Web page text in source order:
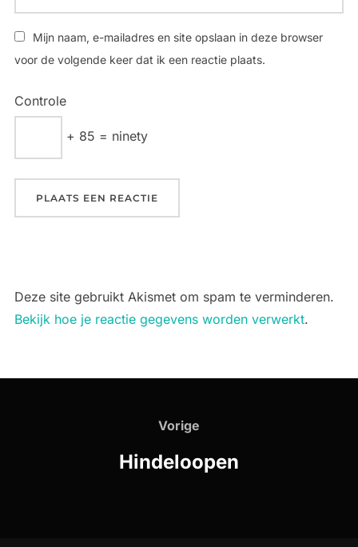
Mijn naam, e-mailadres en site opslaan in deze browser
voor de volgende keer dat ik een reactie plaats.
Controle
+ 85 = ninety
Deze site gebruikt Akismet om spam te verminderen.
Bekijk hoe je reactie gegevens worden verwerkt.
Vorige
Vorige
Hindeloopen